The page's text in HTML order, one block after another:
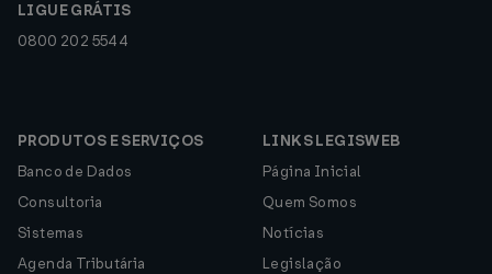
LIGUE GRÁTIS
0800 202 5544
PRODUTOS E SERVIÇOS
Banco de Dados
Consultoria
Sistemas
Agenda Tributária
LINKS LEGISWEB
Página Inicial
Quem Somos
Notícias
Legislação